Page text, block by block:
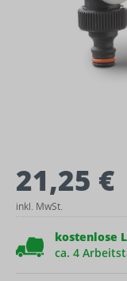
21,25 €
inkl. MwSt.
kostenlose
ca. 4